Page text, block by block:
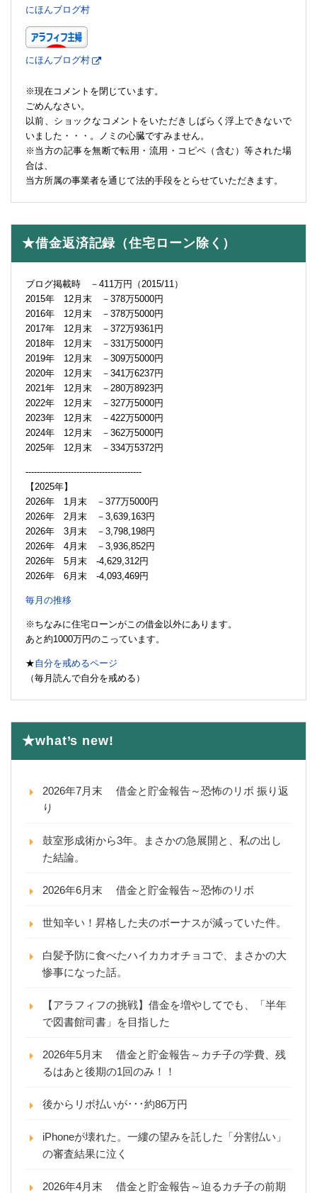
にほんブログ村
にほんブログ村
※現在コメントを閉じています。
ごめんなさい。
以前、ショックなコメントをいただきしばらく浮上できないで
いました・・・。ノミの心臓ですみません。
※当方の記事を無断で転用・流用・コピペ（含む）等された場
合は、
当方所属の事業者を通じて法的手段をとらせていただきます。
★借金返済記録（住宅ローン除く）
ブログ掲載時 －411万円（2015/11）
2015年 12月末 －378万5000円
2016年 12月末 －378万5000円
2017年 12月末 －372万9361円
2018年 12月末 －331万5000円
2019年 12月末 －309万5000円
2020年 12月末 －341万6237円
2021年 12月末 －280万8923円
2022年 12月末 －327万5000円
2023年 12月末 －422万5000円
2024年 12月末 －362万5000円
2025年 12月末 －334万5372円
-----------------------------------------
【2025年】
2026年 1月末 －377万5000円
2026年 2月末 －3,639,163円
2026年 3月末 －3,798,198円
2026年 4月末 －3,936,852円
2026年 5月末 -4,629,312円
2026年 6月末 -4,093,469円
毎月の推移
※ちなみに住宅ローンがこの借金以外にあります。
あと約1000万円のこっています。
★自分を戒めるページ
（毎月読んで自分を戒める）
★what’s new!
2026年7月末 借金と貯金報告～恐怖のリボ 振り返
り
鼓室形成術から3年。まさかの急展開と、私の出し
た結論。
2026年6月末 借金と貯金報告～恐怖のリボ
世知辛い！昇格した夫のボーナスが減っていた件。
白髪予防に食べたハイカカオチョコで、まさかの大
惨事になった話。
【アラフィフの挑戦】借金を増やしてでも、「半年
で図書館司書」を目指した
2026年5月末 借金と貯金報告～カチ子の学費、残
るはあと後期の1回のみ！！
後からリボ払いが･･･約86万円
iPhoneが壊れた。一縷の望みを託した「分割払い」
の審査結果に泣く
2026年4月末 借金と貯金報告～迫るカチ子の前期